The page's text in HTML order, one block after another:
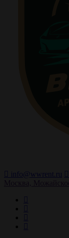
info@wwrent.ru